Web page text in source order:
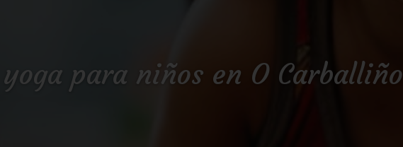
para niños en O Carballiño